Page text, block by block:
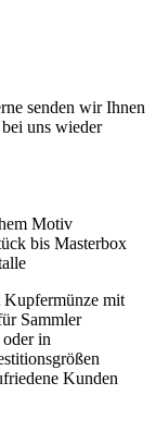
senden wir Ihnen
uns wieder
Motiv
bis Masterbox
mit
Sammler
in
Kunden